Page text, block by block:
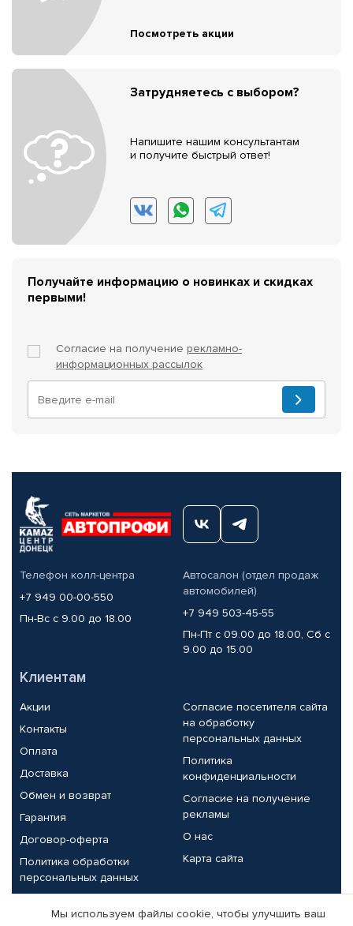
Посмотреть акции
Затрудняетесь с выбором?
Напишите нашим консультантам
и получите быстрый ответ!
Получайте информацию о новинках и скидках
первыми!
Согласие на получение рекламно-
информационных рассылок
Телефон колл-центра
+7 949 00-00-550
Пн-Вс с 9.00 до 18.00
Автосалон (отдел продаж
автомобилей)
+7 949 503-45-55
Пн-Пт с 09.00 до 18.00, Сб с
9.00 до 15.00
Клиентам
Акции
Контакты
Оплата
Доставка
Обмен и возврат
Гарантия
Договор-оферта
Политика обработки
персональных данных
Согласие посетителя сайта
на обработку
персональных данных
Политика
конфиденциальности
Согласие на получение
рекламы
О нас
Карта сайта
Партнерам
Мы используем файлы cookie, чтобы улучшить ваш